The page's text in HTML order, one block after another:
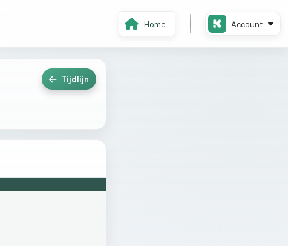
Home Account
Tijdlijn